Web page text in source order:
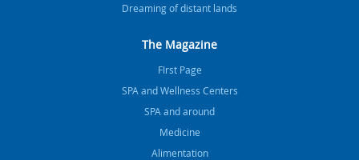
Dreaming of distant lands
The Magazine
FIrst Page
SPA and Wellness Centers
SPA and around
Medicine
Alimentation